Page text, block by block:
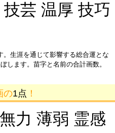
芸 温厚 技巧
生涯を通じて影響する総合運とな
します。苗字と名前の合計画数。
の1点 ！
力 薄弱 霊感